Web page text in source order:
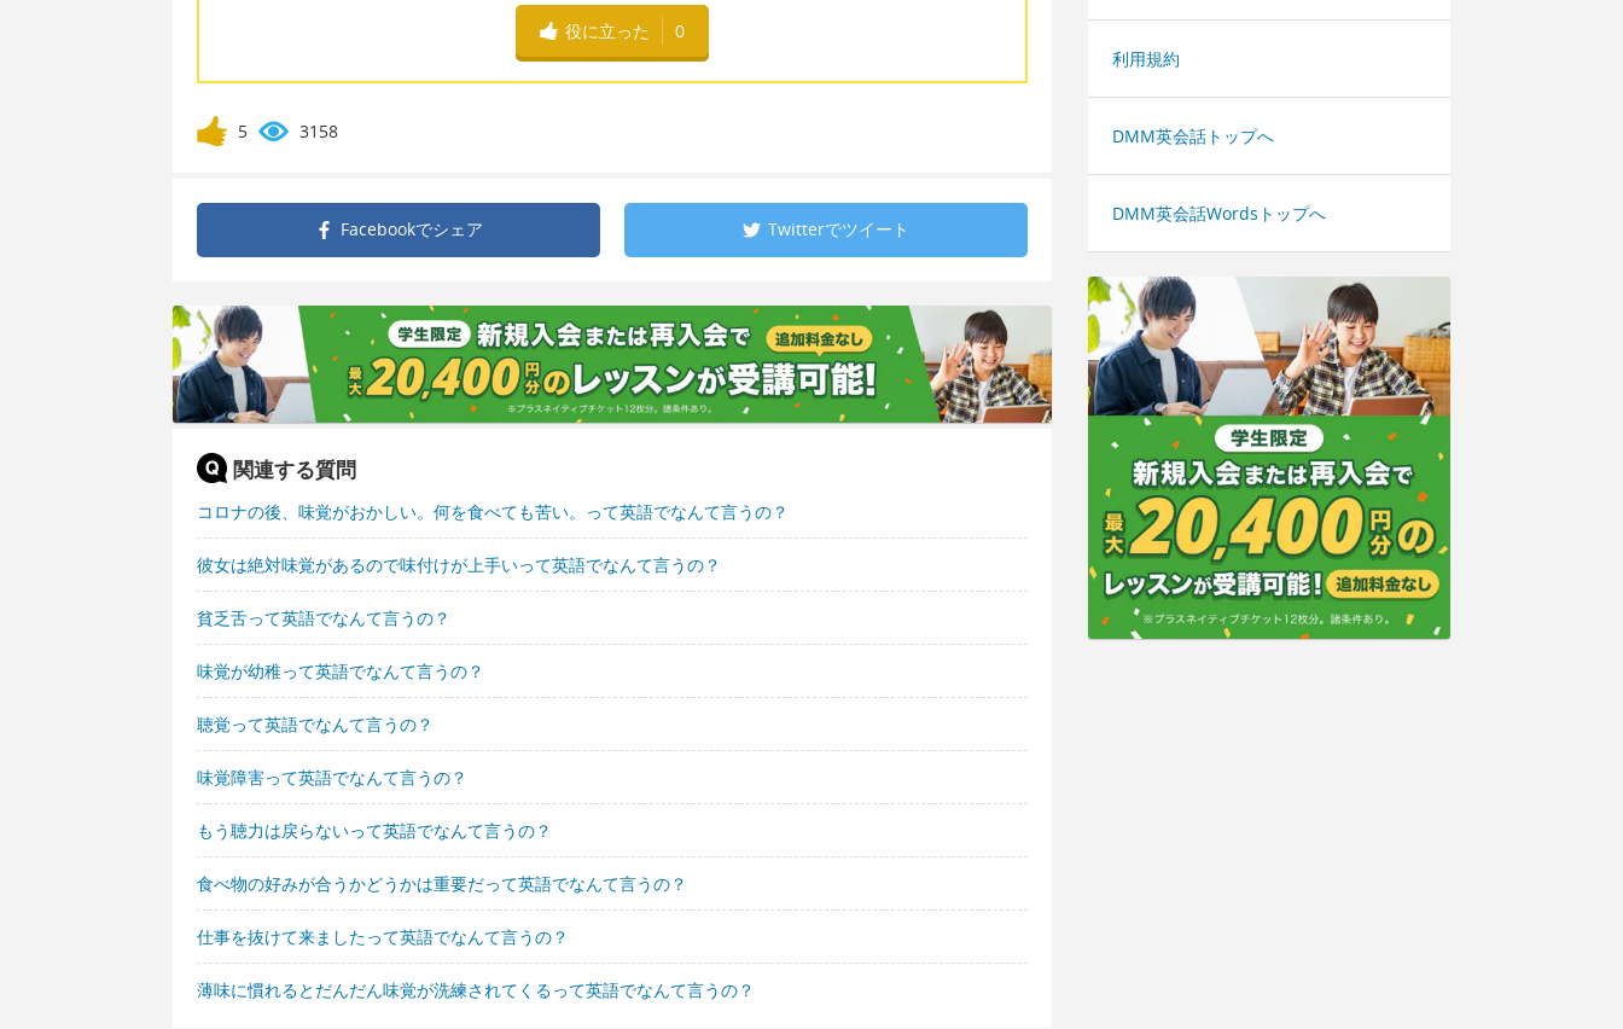
役に立った 0
5 3158
Facebookでシェア Twitterでツイート
関連する質問
コロナの後、味覚がおかしい。何を食べても苦い。って英語でなんて言うの？
彼女は絶対味覚があるので味付けが上手いって英語でなんて言うの？
貧乏舌って英語でなんて言うの？
味覚が幼稚って英語でなんて言うの？
聴覚って英語でなんて言うの？
味覚障害って英語でなんて言うの？
もう聴力は戻らないって英語でなんて言うの？
食べ物の好みが合うかどうかは重要だって英語でなんて言うの？
仕事を抜けて来ましたって英語でなんて言うの？
薄味に慣れるとだんだん味覚が洗練されてくるって英語でなんて言うの？
利用規約
DMM英会話トップへ
DMM英会話Wordsトップへ